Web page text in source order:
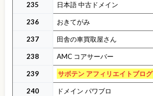
235 日本語 中古ドメイン
236 おきてがみ
237 田舎の車買取屋さん
238 AMC コアサーバー
239 サボテン アフィリエイトブログ
240 ドメイン パワブロ